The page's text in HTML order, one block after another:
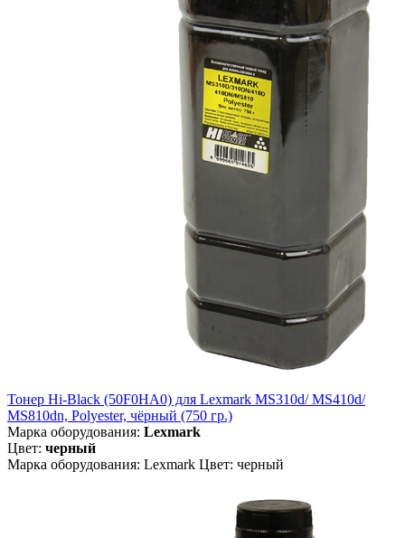
Тонер Hi-Black (50F0HA0) для Lexmark MS310d/ MS410d/
MS810dn, Polyester, чёрный (750 гр.)
Марка оборудования: Lexmark
Цвет: черный
Марка оборудования: Lexmark Цвет: черный